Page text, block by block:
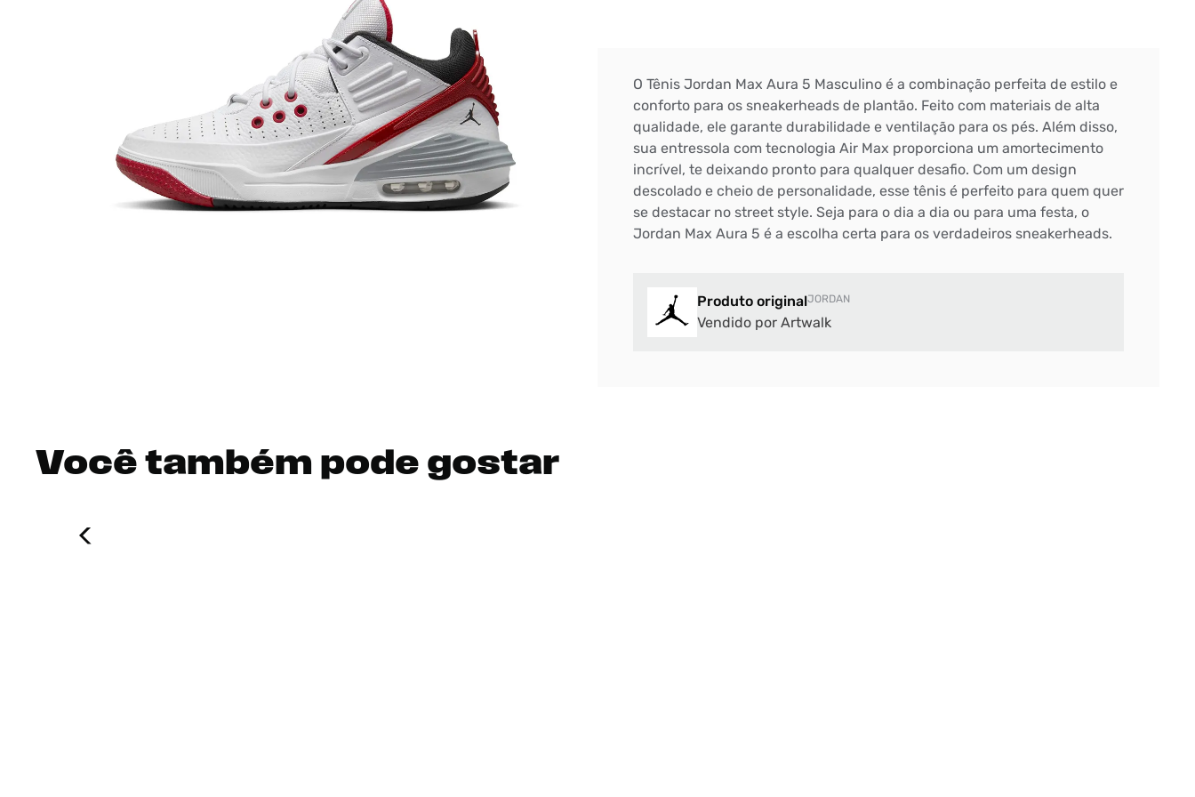
O Tênis Jordan Max Aura 5 Masculino é a combinação perfeita de estilo e
conforto para os sneakerheads de plantão. Feito com materiais de alta
qualidade, ele garante durabilidade e ventilação para os pés. Além disso,
sua entressola com tecnologia Air Max proporciona um amortecimento
incrível, te deixando pronto para qualquer desafio. Com um design
descolado e cheio de personalidade, esse tênis é perfeito para quem quer
se destacar no street style. Seja para o dia a dia ou para uma festa, o
Jordan Max Aura 5 é a escolha certa para os verdadeiros sneakerheads.
Produto originalJORDAN
Vendido por Artwalk
Você também pode gostar